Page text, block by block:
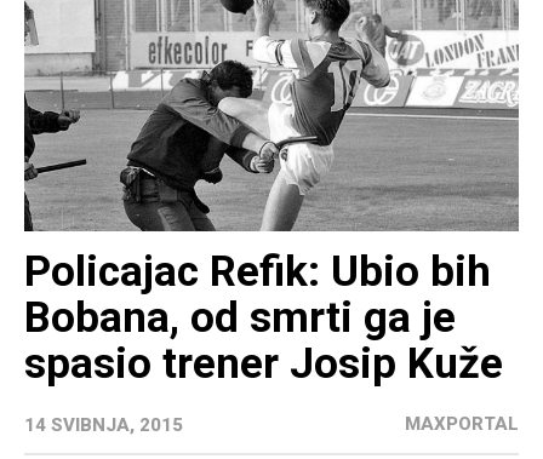
Policajac Refik: Ubio bih
Bobana, od smrti ga je
spasio trener Josip Kuže
14 SVIBNJA, 2015 MAXPORTAL